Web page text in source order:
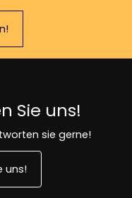
Sie uns!
sie gerne!
uns!